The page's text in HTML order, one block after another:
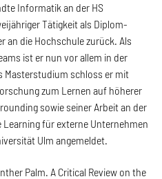
Informatik an der HS
Tätigkeit als Diplom-
an die Hochschule zurück. Als
ist er nun vor allem in der
Masterstudium schloss er mit
zum Lernen auf höherer
sowie seiner Arbeit an der
für externe Unternehmen
Ulm angemeldet.
Palm. A Critical Review on the